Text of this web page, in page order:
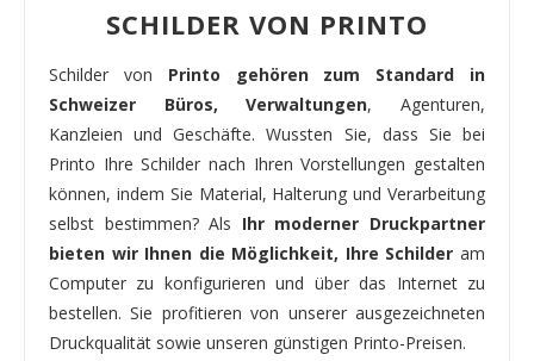
SCHILDER VON PRINTO
Schilder von Printo gehören zum Standard in
Schweizer Büros, Verwaltungen, Agenturen,
Kanzleien und Geschäfte. Wussten Sie, dass Sie bei
Printo Ihre Schilder nach Ihren Vorstellungen gestalten
können, indem Sie Material, Halterung und Verarbeitung
selbst bestimmen? Als Ihr moderner Druckpartner
bieten wir Ihnen die Möglichkeit, Ihre Schilder am
Computer zu konfigurieren und über das Internet zu
bestellen. Sie profitieren von unserer ausgezeichneten
Druckqualität sowie unseren günstigen Printo-Preisen.